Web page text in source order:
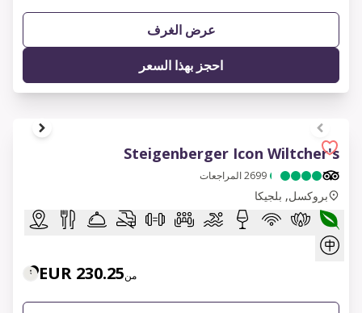
عرض الغرف
احجز بهذا السعر
1 of 12
Steigenberger Icon Wiltcher's
2699المراجعات
بروكسل, بلجيكا
من230.25 EUR